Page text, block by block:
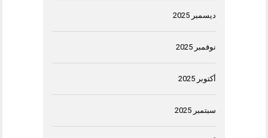
ديسمبر 2025
نوفمبر 2025
أكتوبر 2025
سبتمبر 2025